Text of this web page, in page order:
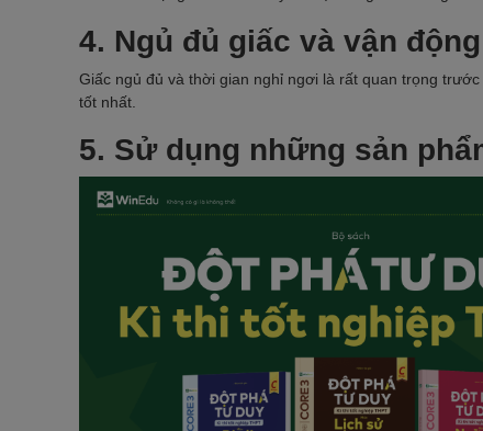
4. Ngủ đủ giấc và vận
Giấc ngủ đủ và thời gian nghỉ ngơi là rất quan trọng
tốt nhất.
5. Sử dụng những sản